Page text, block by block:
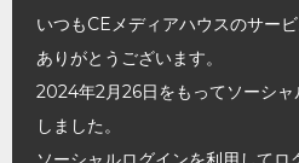
いつもCEメディアハウスのサー
ありがとうございます。
2024年2月26日をもってソーシャ
しました。